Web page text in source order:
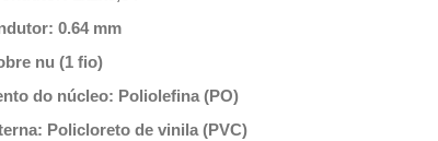
0.64 mm
nu (1 fio)
do núcleo: Poliolefina (PO)
Policloreto de vinila (PVC)